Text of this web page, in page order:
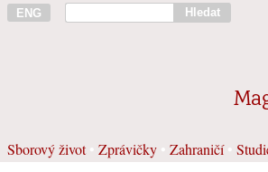
ENG Hledat
Sborový život• Zprávičky Zahraničí•